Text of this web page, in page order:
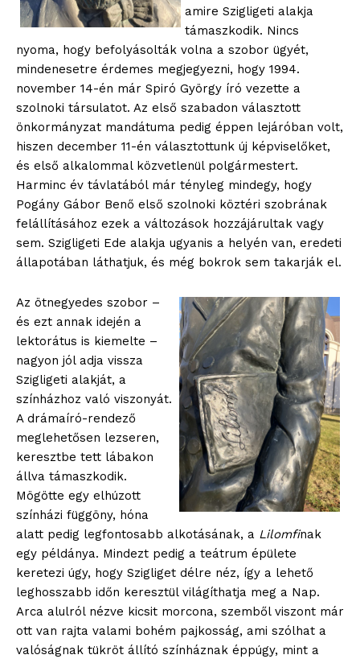
amire Szigligeti alakja
támaszkodik. Nincs
nyoma, hogy befolyásolták volna a szobor ügyét,
mindenesetre érdemes megjegyezni, hogy 1994.
november 14-én már Spiró György író vezette a
szolnoki társulatot. Az első szabadon választott
önkormányzat mandátuma pedig éppen lejáróban volt,
hiszen december 11-én választottunk új képviselőket,
és első alkalommal közvetlenül polgármestert.
Harminc év távlatából már tényleg mindegy, hogy
Pogány Gábor Benő első szolnoki köztéri szobrának
felállításához ezek a változások hozzájárultak vagy
sem. Szigligeti Ede alakja ugyanis a helyén van, eredeti
állapotában láthatjuk, és még bokrok sem takarják el.
Az ötnegyedes szobor –
és ezt annak idején a
lektorátus is kiemelte –
nagyon jól adja vissza
Szigligeti alakját, a
színházhoz való viszonyát.
A drámaíró-rendező
meglehetősen lezseren,
keresztbe tett lábakon
állva támaszkodik.
Mögötte egy elhúzott
színházi függöny, hóna
alatt pedig legfontosabb alkotásának, a Lilomfinak
egy példánya. Mindezt pedig a teátrum épülete
keretezi úgy, hogy Szigliget délre néz, így a lehető
leghosszabb időn keresztül világíthatja meg a Nap.
Arca alulról nézve kicsit morcona, szemből viszont már
ott van rajta valami bohém pajkosság, ami szólhat a
valóságnak tükröt állító színháznak éppúgy, mint a